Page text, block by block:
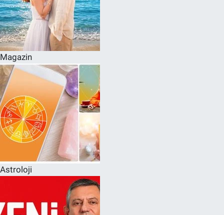
Magazin
Astroloji